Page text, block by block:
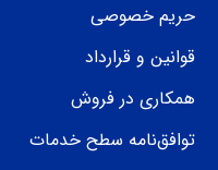
حریم خصوصی
قوانین و قرارداد
همکاری در فروش
توافق‌نامه سطح خدمات